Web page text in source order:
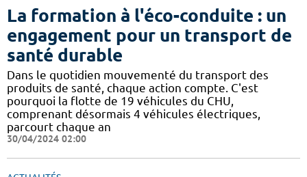
La formation à l'éco-conduite : un
engagement pour un transport de
santé durable
Dans le quotidien mouvementé du transport des
produits de santé, chaque action compte. C'est
pourquoi la flotte de 19 véhicules du CHU,
comprenant désormais 4 véhicules électriques,
parcourt chaque an
30/04/2024 02:00